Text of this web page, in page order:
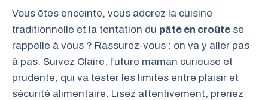
Vous êtes enceinte, vous adorez la cuisine
traditionnelle et la tentation du pâté en croûte se
rappelle à vous ? Rassurez-vous : on va y aller pas
à pas. Suivez Claire, future maman curieuse et
prudente, qui va tester les limites entre plaisir et
sécurité alimentaire. Lisez attentivement, prenez